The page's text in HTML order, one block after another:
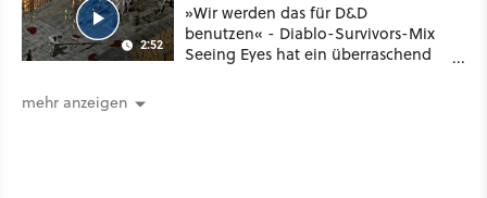
2:52
»Wir werden das für D&D
benutzen« - Diablo-Survivors-Mix
Seeing Eyes hat ein überraschend
mehr anzeigen